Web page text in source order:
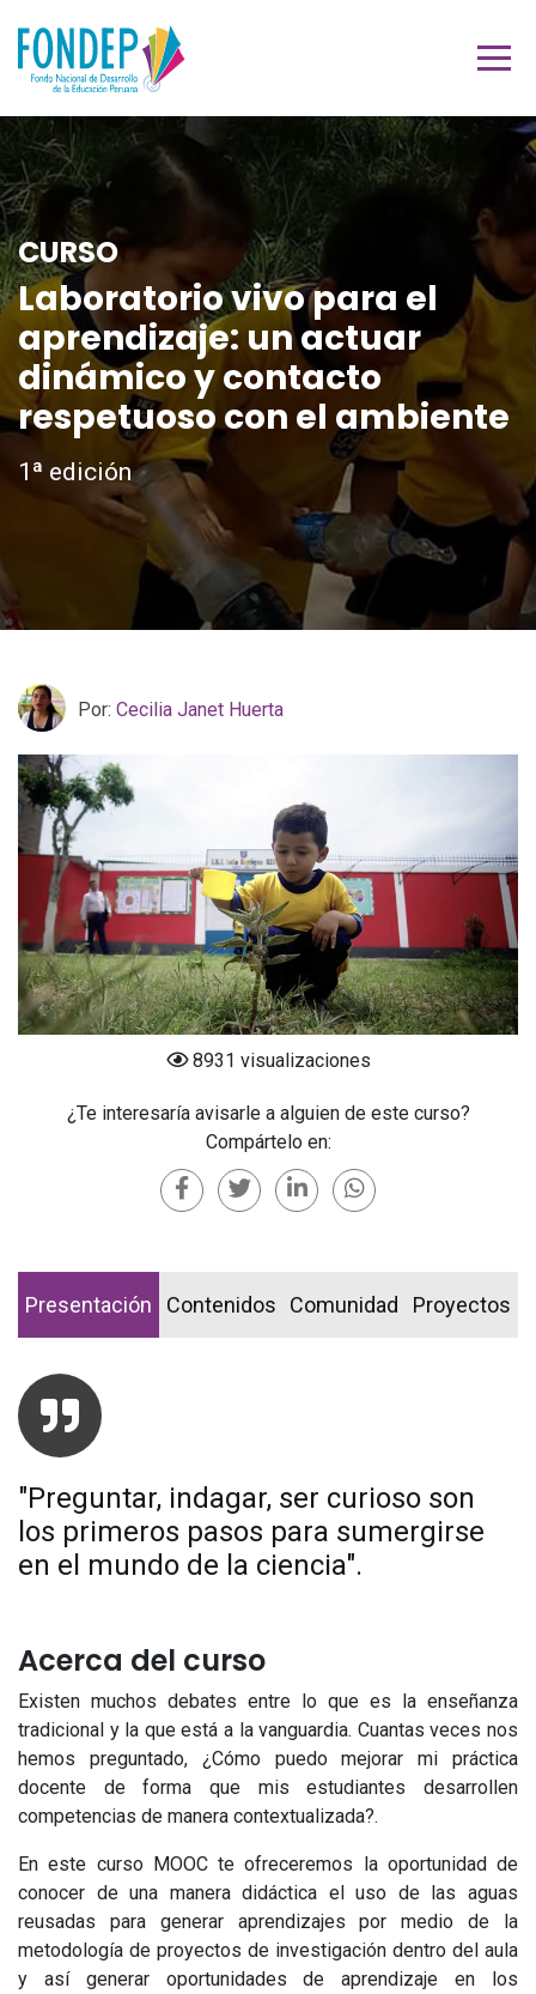
CURSO
Laboratorio vivo para el
aprendizaje: un actuar
dinámico y contacto
respetuoso con el ambiente
1ª edición
Por: Cecilia Janet Huerta
8931 visualizaciones
¿Te interesaría avisarle a alguien de este curso?
Compártelo en:
Presentación Contenidos Comunidad Proyectos
"Preguntar, indagar, ser curioso son
los primeros pasos para sumergirse
en el mundo de la ciencia".
Acerca del curso
Existen muchos debates entre lo que es la enseñanza
tradicional y la que está a la vanguardia. Cuantas veces nos
hemos preguntado, ¿Cómo puedo mejorar mi práctica
docente de forma que mis estudiantes desarrollen
competencias de manera contextualizada?.
En este curso MOOC te ofreceremos la oportunidad de
conocer de una manera didáctica el uso de las aguas
reusadas para generar aprendizajes por medio de la
metodología de proyectos de investigación dentro del aula
y así generar oportunidades de aprendizaje en los